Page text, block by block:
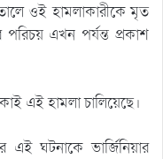
ওই হামলাকারীকে মৃত
এখন পর্যন্ত প্রকাশ
এই হামলা চালিয়েছে।
এই ঘটনাকে ভার্জিনিয়ার